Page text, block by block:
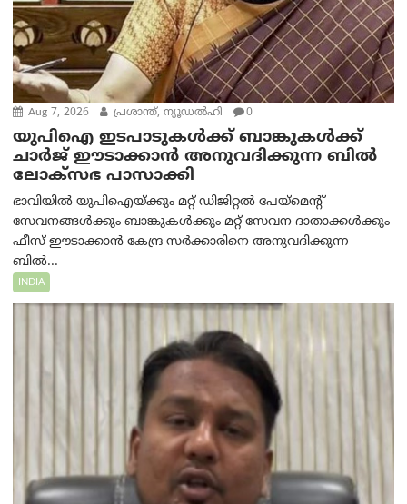
Aug 7, 2026 പ്രശാന്ത്, ന്യൂഡല്‍ഹി 0
യുപിഐ ഇടപാടുകൾക്ക് ബാങ്കുകൾക്ക്
ചാർജ് ഈടാക്കാൻ അനുവദിക്കുന്ന ബിൽ
ലോക്‌സഭ പാസാക്കി
ഭാവിയിൽ യുപിഐയ്ക്കും മറ്റ് ഡിജിറ്റൽ പേയ്‌മെന്റ്
സേവനങ്ങൾക്കും ബാങ്കുകൾക്കും മറ്റ് സേവന ദാതാക്കൾക്കും
ഫീസ് ഈടാക്കാൻ കേന്ദ്ര സർക്കാരിനെ അനുവദിക്കുന്ന
ബിൽ...
INDIA